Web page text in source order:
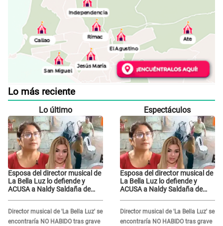
Lo más reciente
Lo último
Esposa del director musical de
La Bella Luz lo defiende y
ACUSA a Naldy Saldaña de
Director musical de 'La Bella Luz' se
encontraría NO HABIDO tras grave
Espectáculos
Esposa del director musical de
La Bella Luz lo defiende y
ACUSA a Naldy Saldaña de
Director musical de 'La Bella Luz' se
encontraría NO HABIDO tras grave